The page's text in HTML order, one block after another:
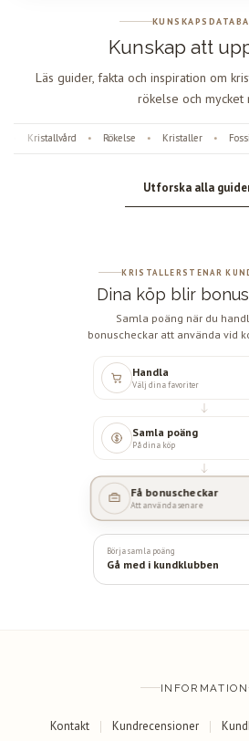
Kunskap att
Läs guider, fakta och inspiration om
rökelse och mycket
• Rökelse Kristaller • Fossiler •
Utforska alla
KRISTALLERSTENAR
Dina köp blir
Samla poäng när du
bonuscheckar att använda vid
Handla
Välj dina favoriter
Samla poäng
På dina köp
Få bonuscheckar
Att använda senare
Börja samla poäng
Gå med i kundklubben
INFORMATION
Kontakt Kundrecensioner